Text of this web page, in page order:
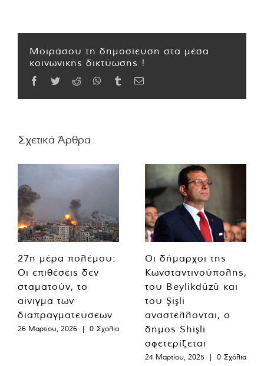
Μοιράσου τη δημοσίευση στα μέσα
κοινωνικής δικτύωσης !
Facebook
TwitterReddit WhatsApp
TumblrEmail
Σχετικά Άρθρα
27η μέρα πολέμου:
Οι επιθέσεις δεν
σταματούν, το
αίνιγμα των
διαπραγματεύσεων
26 Μαρτίου, 2026 | 0 Σχόλια
Οι δήμαρχοι της
Κωνσταντινούπολης,
του Beylikdüzü και
του Şişli
αναστέλλονται, ο
δήμος Shişli
σφετερίζεται
24 Μαρτίου, 2025 | 0 Σχόλια